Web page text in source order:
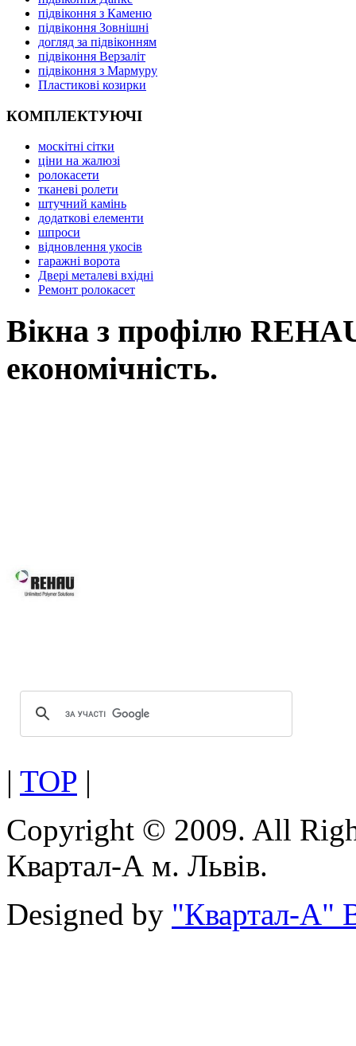
підвіконня з Каменю
підвіконня Зовнішні
догляд за підвіконням
підвіконня Верзаліт
підвіконня з Мармуру
Пластикові козирки
КОМПЛЕКТУЮЧІ
москітні сітки
ціни на жалюзі
ролокасети
тканеві ролети
штучний камінь
додаткові елементи
шпроси
відновлення укосів
гаражні ворота
Двері металеві вхідні
Ремонт ролокасет
Вікна з профілю
економічність.
| TOP |
Copyright © 2009. All
Квартал-А м. Львів.
Designed by "Квартал-А"